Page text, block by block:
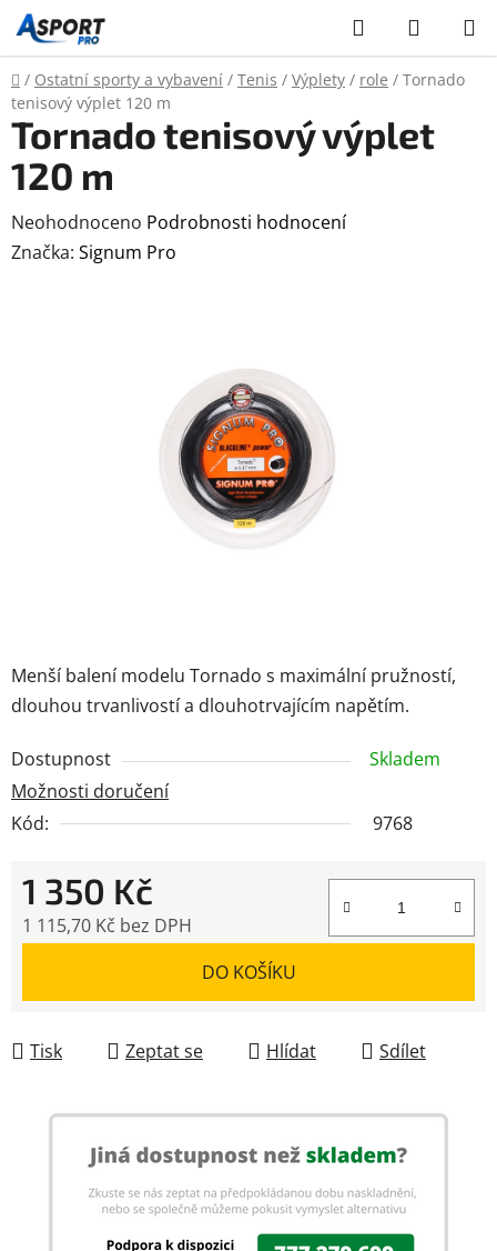
Přejít
na
obsah
Hledat
KOŠÍK
Domů
/ Ostatní sporty a vybavení / Tenis / Výplety / role / Tornado
tenisový výplet 120 m
Menší balení modelu Tornado s maximální pružností,
dlouhou trvanlivostí a dlouhotrvajícím napětím.
Dostupnost
Skladem
Možnosti doručení
Kód:
9768
1 350 Kč
1 115,70 Kč bez DPH
DO KOŠÍKU
Tisk Zeptat se Hlídat Sdílet
Tornado tenisový výplet
120 m
Průměrné
hodnocení
Neohodnoceno Podrobnosti hodnocení
Značka: Signum Pro